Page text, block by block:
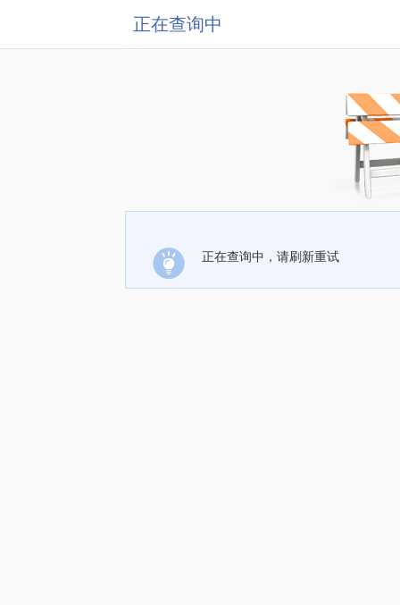
正在查询中
正在查询中，请刷新重试